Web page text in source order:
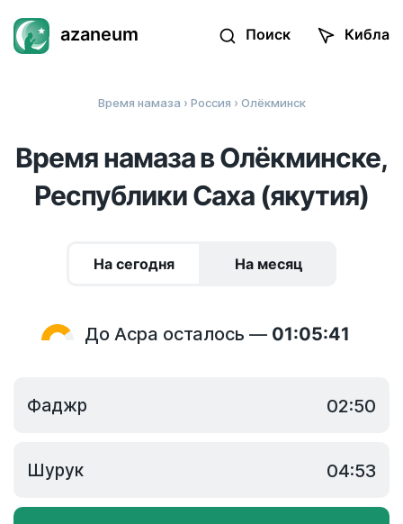
azaneum Поиск Кибла
Время намаза › Россия › Олёкминск
Время намаза в Олёкминске,
Республики Саха (якутия)
На сегодня На месяц
До Асра осталось — 01:05:40
Фаджр 02:50
Шурук 04:53